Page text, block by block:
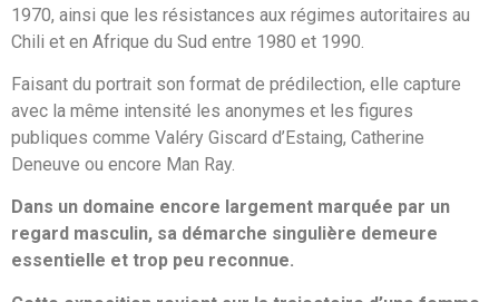
1970, ainsi que les résistances aux régimes autoritaires au
Chili et en Afrique du Sud entre 1980 et 1990.
Faisant du portrait son format de prédilection, elle capture
avec la même intensité les anonymes et les figures
publiques comme Valéry Giscard d’Estaing, Catherine
Deneuve ou encore Man Ray.
Dans un domaine encore largement marquée par un
regard masculin, sa démarche singulière demeure
essentielle et trop peu reconnue.